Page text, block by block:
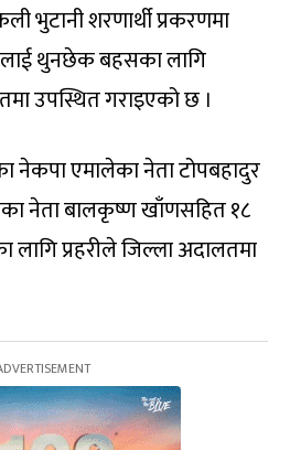
भुटानी शरणार्थी प्रकरणमा
थुनछेक बहसका लागि
उपस्थित गराइएको छ ।
नेकपा एमालेका नेता टोपबहादुर
नेता बालकृष्ण खाँणसहित १८
प्रहरीले जिल्ला अदालतमा